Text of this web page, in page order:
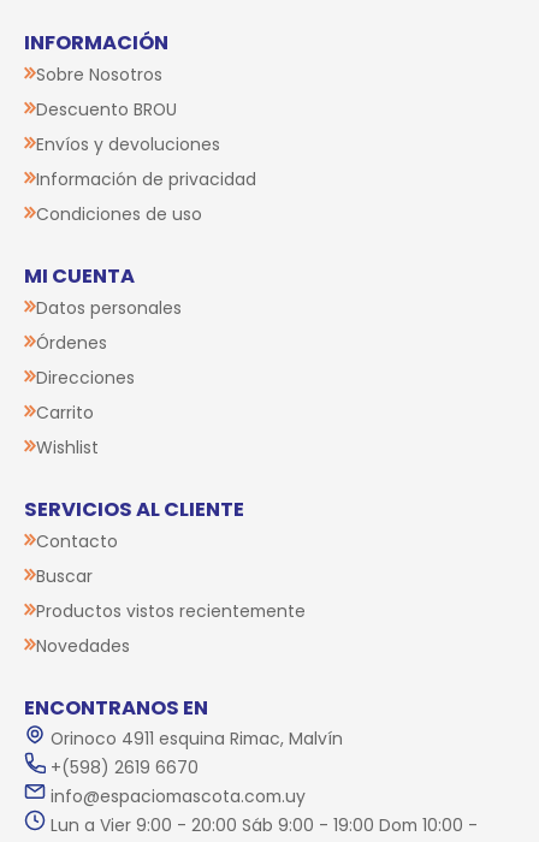
INFORMACIÓN
Sobre Nosotros
Descuento BROU
Envíos y devoluciones
Información de privacidad
Condiciones de uso
MI CUENTA
Datos personales
Órdenes
Direcciones
Carrito
Wishlist
SERVICIOS AL CLIENTE
Contacto
Buscar
Productos vistos recientemente
Novedades
ENCONTRANOS EN
Orinoco 4911 esquina Rimac, Malvín
+(598) 2619 6670
info@espaciomascota.com.uy
Lun a Vier 9:00 - 20:00 Sáb 9:00 - 19:00 Dom 10:00 -